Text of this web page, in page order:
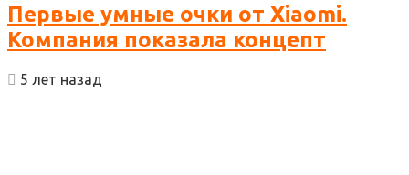
Первые умные очки от Xiaomi.
Компания показала концепт
5 лет назад